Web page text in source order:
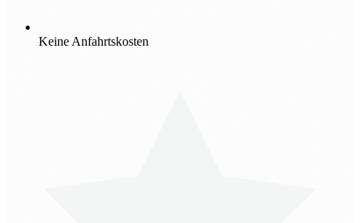
Keine Anfahrtskosten